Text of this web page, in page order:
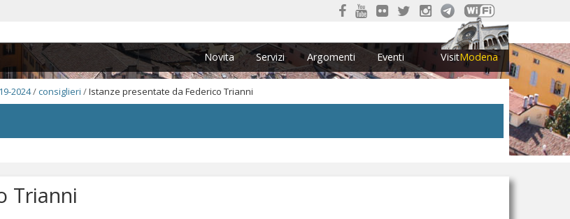
Novita Servizi Argomenti Eventi VisitModena
2024/consiglieri /Istanze presentate da Federico Trianni
Trianni